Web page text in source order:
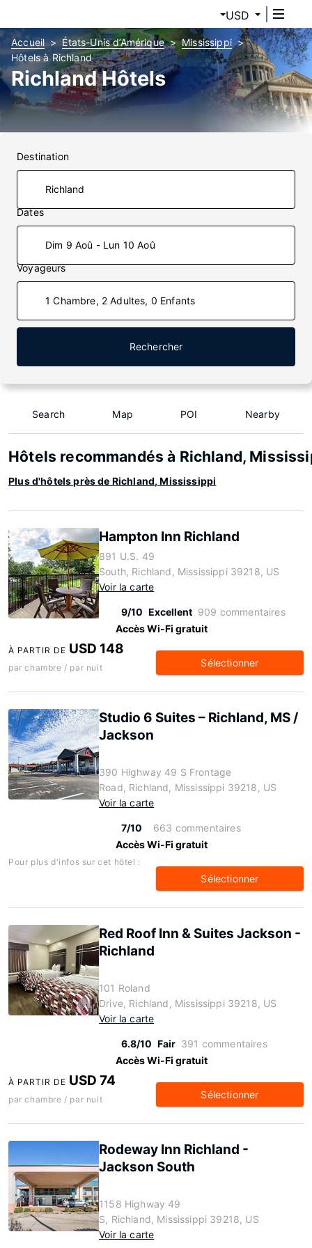
USD
Accueil États-Unis d’Amérique
Mississippi
Hôtels à Richland
Richland Hôtels
Destination
Dates
Dim 9 Aoû - Lun 10 Aoû
Voyageurs
1 Chambre, 2 Adultes, 0 Enfants
Rechercher
Search Map POI Nearby
Hôtels recommandés à Richland,
Plus d'hôtels près de Richland, Mississippi
Hampton Inn Richland
891 U.S. 49
South, Richland, Mississippi 39218, US
Voir la carte
9/10 Excellent 909 commentaires
Accès Wi-Fi gratuit
À PARTIR DE USD 148
par chambre / par nuit Sélectionner
Studio 6 Suites – Richland, MS /
Jackson
390 Highway 49 S Frontage
Road, Richland, Mississippi 39218, US
Voir la carte
7/10
663 commentaires
Accès Wi-Fi gratuit
Pour plus d'infos sur cet hôtel :
Sélectionner
Red Roof Inn & Suites Jackson -
Richland
101 Roland
Drive, Richland, Mississippi 39218, US
Voir la carte
6.8/10 Fair 391 commentaires
Accès Wi-Fi gratuit
À PARTIR DE USD 74
par chambre / par nuit Sélectionner
Rodeway Inn Richland -
Jackson South
1158 Highway 49
S, Richland, Mississippi 39218, US
Voir la carte